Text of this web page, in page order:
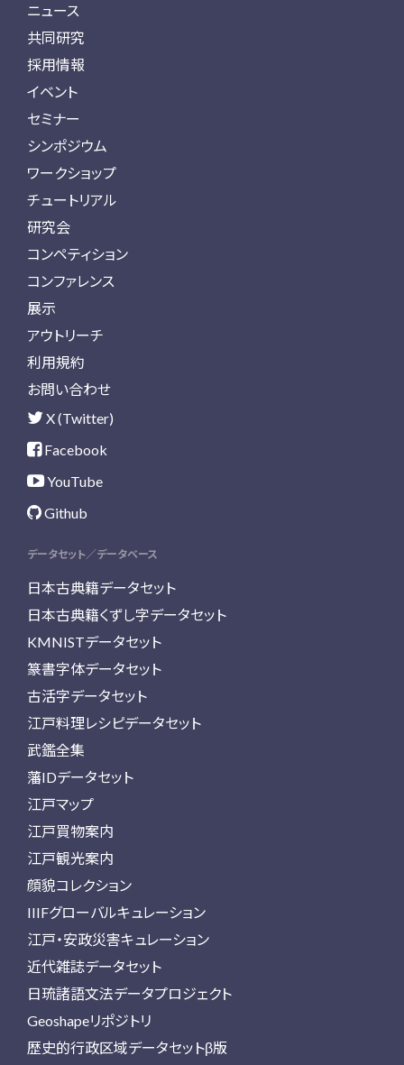
ニュース
共同研究
採用情報
イベント
セミナー
シンポジウム
ワークショップ
チュートリアル
研究会
コンペティション
コンファレンス
展示
アウトリーチ
利用規約
お問い合わせ
X (Twitter)
Facebook
YouTube
Github
データセット／データベース
日本古典籍データセット
日本古典籍くずし字データセット
KMNISTデータセット
篆書字体データセット
古活字データセット
江戸料理レシピデータセット
武鑑全集
藩IDデータセット
江戸マップ
江戸買物案内
江戸観光案内
顔貌コレクション
IIIFグローバルキュレーション
江戸・安政災害キュレーション
近代雑誌データセット
日琉諸語文法データプロジェクト
Geoshapeリポジトリ
歴史的行政区域データセットβ版